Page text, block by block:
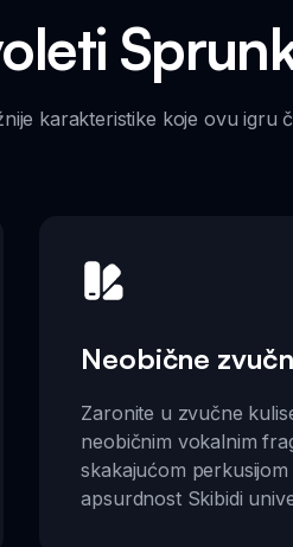
karakteristike koje ovu igru
Neobične
Zaronite u zvučne
neobičnim vokalnim
skakajućom perkusijom
apsurdnost Skibidi